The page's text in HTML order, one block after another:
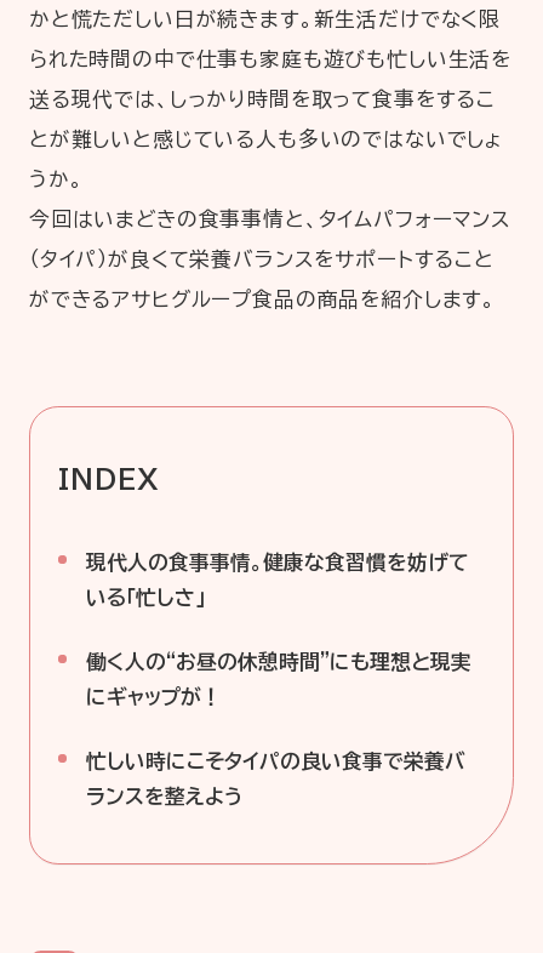
公式Xアカウント
公式アカウント一覧
かと慌ただしい日が続きます。新生活だけでなく限
られた時間の中で仕事も家庭も遊びも忙しい生活を
送る現代では、しっかり時間を取って食事をするこ
とが難しいと感じている人も多いのではないでしょ
うか。
今回はいまどきの食事事情と、タイムパフォーマンス
（タイパ）が良くて栄養バランスをサポートすること
ができるアサヒグループ食品の商品を紹介します。
INDEX
現代人の食事事情。健康な食習慣を妨げて
いる「忙しさ」
働く人の“お昼の休憩時間”にも理想と現実
にギャップが！
忙しい時にこそタイパの良い食事で栄養バ
ランスを整えよう